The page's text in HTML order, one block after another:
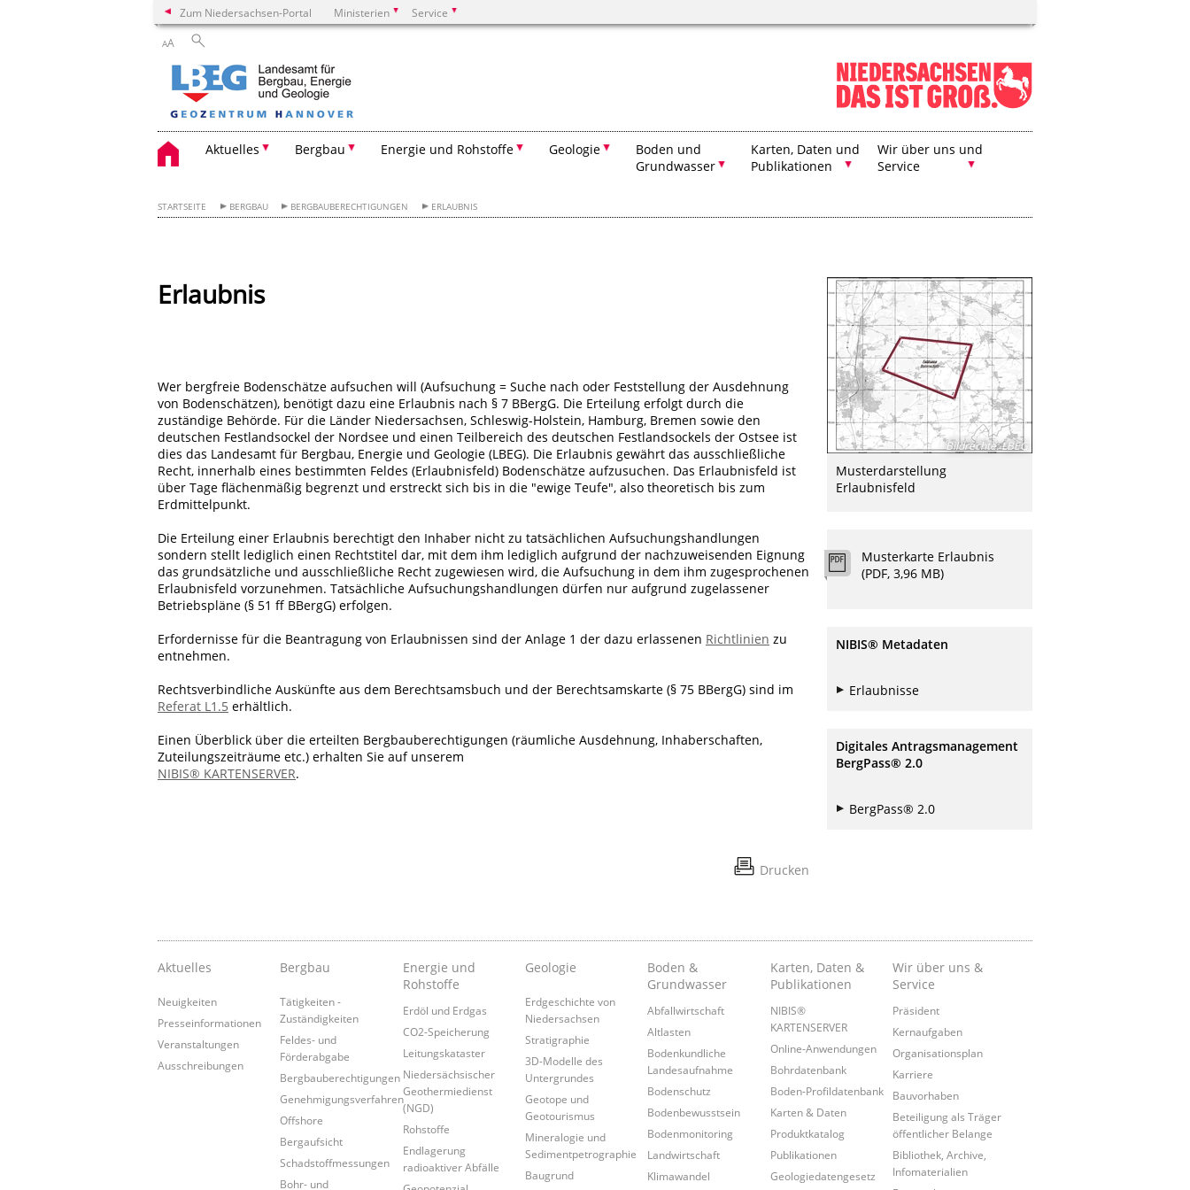
Zum Niedersachsen-Portal Ministerien Service
AA
Aktuelles Bergbau Energie und Rohstoffe Geologie
Boden und
Grundwasser
Karten, Daten und
Publikationen
Wir über uns und
Service
STARTSEITE BERGBAU BERGBAUBERECHTIGUNGEN ERLAUBNIS
Erlaubnis
Wer bergfreie Bodenschätze aufsuchen will (Aufsuchung = Suche nach oder Feststellung der Ausdehnung
von Bodenschätzen), benötigt dazu eine Erlaubnis nach § 7 BBergG. Die Erteilung erfolgt durch die
zuständige Behörde. Für die Länder Niedersachsen, Schleswig-Holstein, Hamburg, Bremen sowie den
deutschen Festlandsockel der Nordsee und einen Teilbereich des deutschen Festlandsockels der Ostsee ist
dies das Landesamt für Bergbau, Energie und Geologie (LBEG). Die Erlaubnis gewährt das ausschließliche
Recht, innerhalb eines bestimmten Feldes (Erlaubnisfeld) Bodenschätze aufzusuchen. Das Erlaubnisfeld ist
über Tage flächenmäßig begrenzt und erstreckt sich bis in die "ewige Teufe", also theoretisch bis zum
Erdmittelpunkt.
Die Erteilung einer Erlaubnis berechtigt den Inhaber nicht zu tatsächlichen Aufsuchungshandlungen
sondern stellt lediglich einen Rechtstitel dar, mit dem ihm lediglich aufgrund der nachzuweisenden Eignung
das grundsätzliche und ausschließliche Recht zugewiesen wird, die Aufsuchung in dem ihm zugesprochenen
Erlaubnisfeld vorzunehmen. Tatsächliche Aufsuchungshandlungen dürfen nur aufgrund zugelassener
Betriebspläne (§ 51 ff BBergG) erfolgen.
Erfordernisse für die Beantragung von Erlaubnissen sind der Anlage 1 der dazu erlassenen Richtlinien zu
entnehmen.
Rechtsverbindliche Auskünfte aus dem Berechtsamsbuch und der Berechtsamskarte (§ 75 BBergG) sind im
Referat L1.5 erhältlich.
Einen Überblick über die erteilten Bergbauberechtigungen (räumliche Ausdehnung, Inhaberschaften,
Zuteilungszeiträume etc.) erhalten Sie auf unserem
NIBIS® KARTENSERVER.
Drucken
Bildrechte:LBEG
Musterdarstellung
Erlaubnisfeld
Musterkarte Erlaubnis
(PDF, 3,96 MB)
NIBIS® Metadaten
Erlaubnisse
Digitales Antragsmanagement
BergPass® 2.0
BergPass® 2.0
Aktuelles
Neuigkeiten
Presseinformationen
Veranstaltungen
Ausschreibungen
Bergbau
Tätigkeiten -
Zuständigkeiten
Feldes- und
Förderabgabe
Bergbauberechtigungen
Genehmigungsverfahren
Offshore
Bergaufsicht
Schadstoffmessungen
Bohr- und
Energie und
Rohstoffe
Erdöl und Erdgas
CO2-Speicherung
Leitungskataster
Niedersächsischer
Geothermiedienst
(NGD)
Rohstoffe
Endlagerung
radioaktiver Abfälle
Geologie
Erdgeschichte von
Niedersachsen
Stratigraphie
3D-Modelle des
Untergrundes
Geotope und
Geotourismus
Mineralogie und
Sedimentpetrographie
Baugrund
Boden &
Grundwasser
Abfallwirtschaft
Altlasten
Bodenkundliche
Landesaufnahme
Bodenschutz
Bodenbewusstsein
Bodenmonitoring
Landwirtschaft
Klimawandel
Karten, Daten &
Publikationen
NIBIS®
KARTENSERVER
Online-Anwendungen
Bohrdatenbank
Boden-Profildatenbank
Karten & Daten
Produktkatalog
Publikationen
Geologiedatengesetz
Wir über uns &
Service
Präsident
Kernaufgaben
Organisationsplan
Karriere
Bauvorhaben
Beteiligung als Träger
öffentlicher Belange
Bibliothek, Archive,
Infomaterialien